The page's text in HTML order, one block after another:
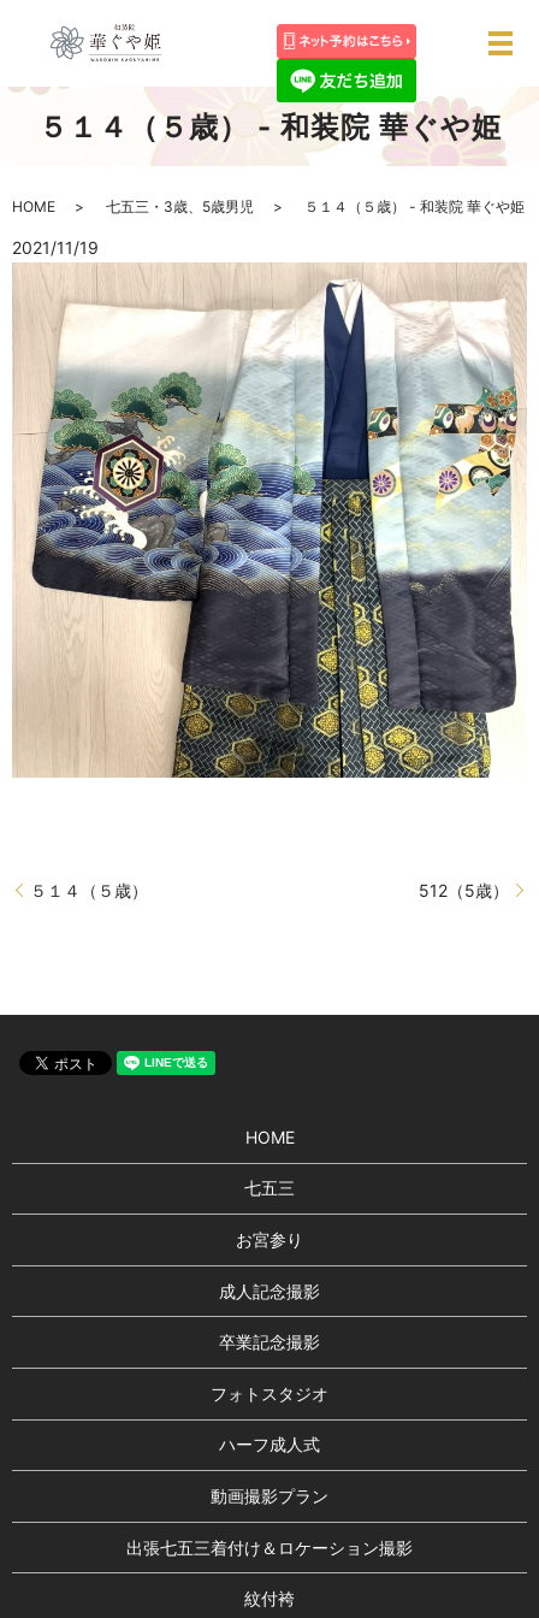
メ
５１４（５歳） - 和装院 華ぐや姫
HOME 七五三・3歳、5歳男児 ５１４（５歳） - 和装院 華ぐや姫
2021/11/19
５１４（５歳） 512（5歳）
HOME
七五三
お宮参り
成人記念撮影
卒業記念撮影
フォトスタジオ
ハーフ成人式
動画撮影プラン
出張七五三着付け＆ロケーション撮影
紋付袴